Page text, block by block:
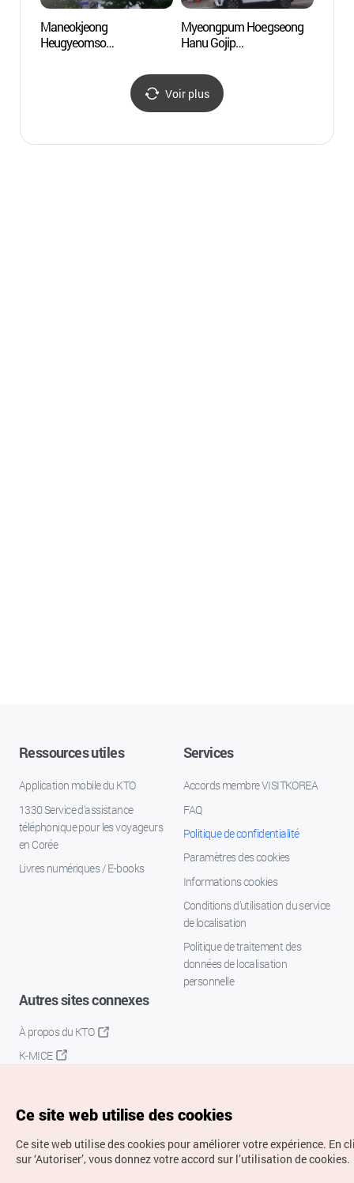
Maneokjeong
Heugyeomso
Myeongpum Hoegseong
Hanu Gojip
Voir plus
Ressources utiles
Application mobile du KTO
1330 Service d'assistance
téléphonique pour les voyageurs
en Corée
Livres numériques / E-books
Services
Accords membre VISITKOREA
FAQ
Politique de confidentialité
Paramètres des cookies
Informations cookies
Conditions d’utilisation du service
de localisation
Politique de traitement des
données de localisation
personnelle
Autres sites connexes
À propos du KTO
K-MICE
Ce site web utilise des cookies
Ce site web utilise des cookies pour améliorer votre expérience. En
sur ‘Autoriser’, vous donnez votre accord sur l’utilisation de cookies.